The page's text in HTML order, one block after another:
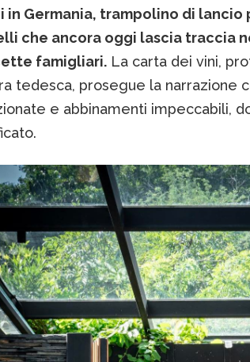
in Germania, trampolino di
che ancora oggi lascia traccia
famigliari.La carta dei vini,
tedesca, prosegue la narrazione
e abbinamenti impeccabili,